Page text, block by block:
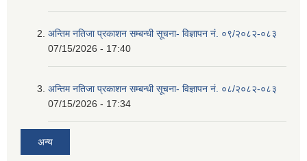
अन्तिम नतिजा प्रकाशन सम्बन्धी सूचना- विज्ञापन नं. ०९/२०८२-०८३
07/15/2026 - 17:40
अन्तिम नतिजा प्रकाशन सम्बन्धी सूचना- विज्ञापन नं. ०८/२०८२-०८३
07/15/2026 - 17:34
अन्य